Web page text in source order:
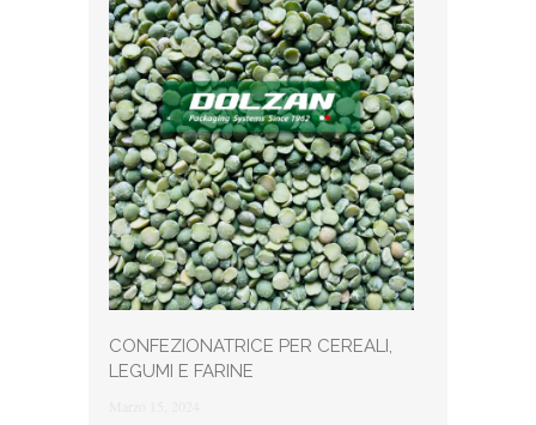
CONFEZIONATRICE PER CEREALI,
LEGUMI E FARINE